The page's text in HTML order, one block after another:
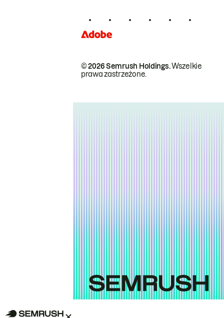
© 2026 Semrush Holdings.Wszelkie
prawa zastrzeżone.